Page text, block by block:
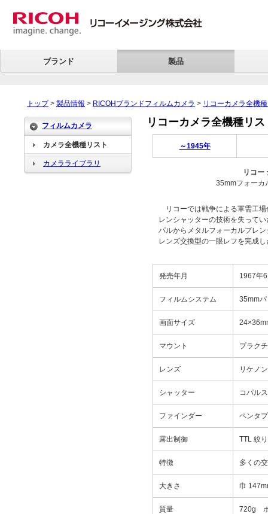
ブランド 製品
トップ > 製品情報 > RICOHブランドフィルムカメラ > リコーカメラ全機
リコーカメラ全機種リ
～1945年
リコー
35mmフォーカ
リコーでは戦争による軍需工
レンシャッターの技術を失って
パルからメタルフォーカルプレ
レンズ交換型の一眼レフを完成し
発売年月 1967年
フィルムシステム 35mm
画面サイズ
マウント プラク
レンズ リケノ
シャッター コパル
ファインダー ペンタ
露出制御 TTL 絞
特徴 多くの
大きさ 巾
質量 720g
フィルムカメラ
カメラ全機種リスト
カメラライブラリ